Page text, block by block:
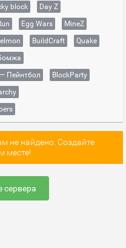
block
Day Z
Egg Wars
MineZ
BuildCraft
Quake
Пейнтбол
BlockParty
не найдено. Создайте
месте!
сервера